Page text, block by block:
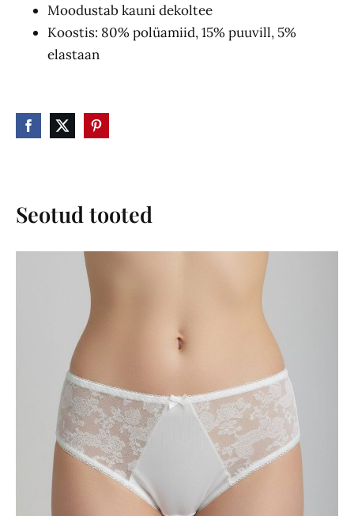
Moodustab kauni dekoltee
Koostis: 80% polüamiid, 15% puuvill, 5%
elastaan
Seotud tooted